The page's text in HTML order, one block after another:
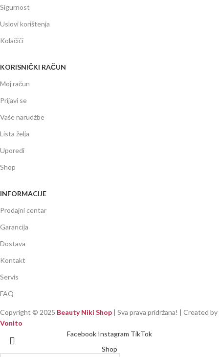
Sigurnost
Uslovi korištenja
Kolačići
KORISNIČKI RAČUN
Moj račun
Prijavi se
Vaše narudžbe
Lista želja
Uporedi
Shop
INFORMACIJE
Prodajni centar
Garancija
Dostava
Kontakt
Servis
FAQ
Copyright © 2025 Beauty Niki Shop
| Sva prava pridržana! | Created by
Vonito
Facebook Instagram TikTok
Shop